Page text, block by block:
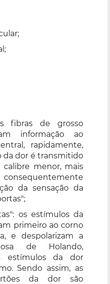
fibras de grosso
informação ao
rapidamente,
dor é transmitido
menor, mais
da sensação da
os estímulos da
primeiro ao corno
e despolarizam a
de Holando,
estímulos da dor
Sendo assim, as
da dor são